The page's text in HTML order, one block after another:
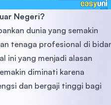
Negeri?
dunia yang semakin
tenaga profesional di
ini yang menjadi alasan
diminati karena
dan bergaji tinggi bagi